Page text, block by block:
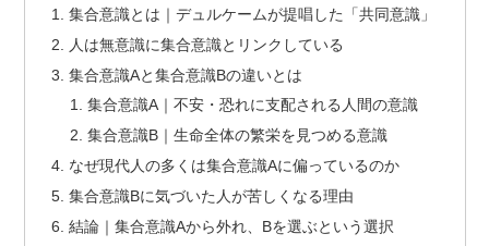
集合意識とは｜デュルケームが提唱した「共同意識」
人は無意識に集合意識とリンクしている
集合意識Aと集合意識Bの違いとは
集合意識A｜不安・恐れに支配される人間の意識
集合意識B｜生命全体の繁栄を見つめる意識
なぜ現代人の多くは集合意識Aに偏っているのか
集合意識Bに気づいた人が苦しくなる理由
結論｜集合意識Aから外れ、Bを選ぶという選択